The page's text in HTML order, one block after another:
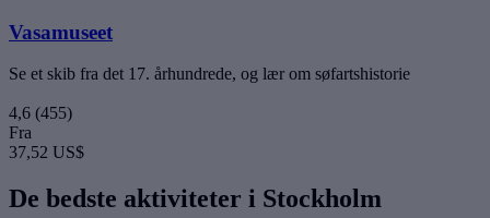
Vasamuseet
Se et skib fra det 17. århundrede, og lær om søfartshistorie
4,6 (455)
Fra
37,52 US$
De bedste aktiviteter i Stockholm